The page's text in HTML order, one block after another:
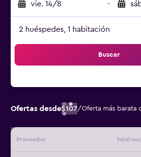
vie. 14/8 -
2 huéspedes, 1 habitación
Buscar
Ofertas desde$107/Oferta más
Proveedor Total